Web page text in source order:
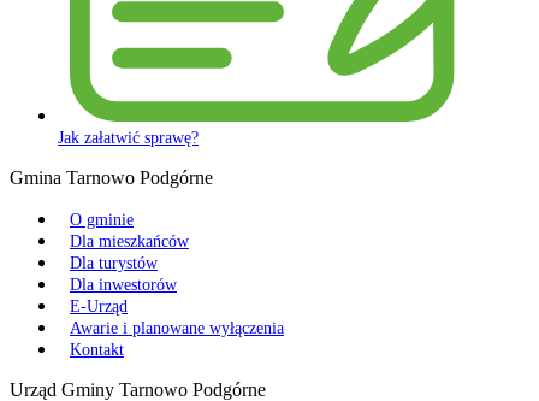
Jak załatwić sprawę?
Gmina Tarnowo Podgórne
O gminie
Dla mieszkańców
Dla turystów
Dla inwestorów
E-Urząd
Awarie i planowane wyłączenia
Kontakt
Urząd Gminy Tarnowo Podgórne